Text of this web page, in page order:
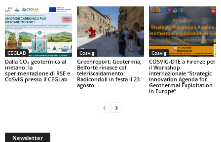
CEGLAB
Dalla CO₂ geotermica al
metano: la
sperimentazione di RSE e
CoSviG presso il CEGLab
Cosvig
Greenreport: Geotermia,
Belforte rinasce col
teleriscaldamento:
Radicondoli in festa il 23
agosto
Cosvig
COSVIG-DTE a Firenze per
il Workshop
internazionale “Strategic
Innovation Agenda for
Geothermal Exploitation
in Europe”
Newsletter